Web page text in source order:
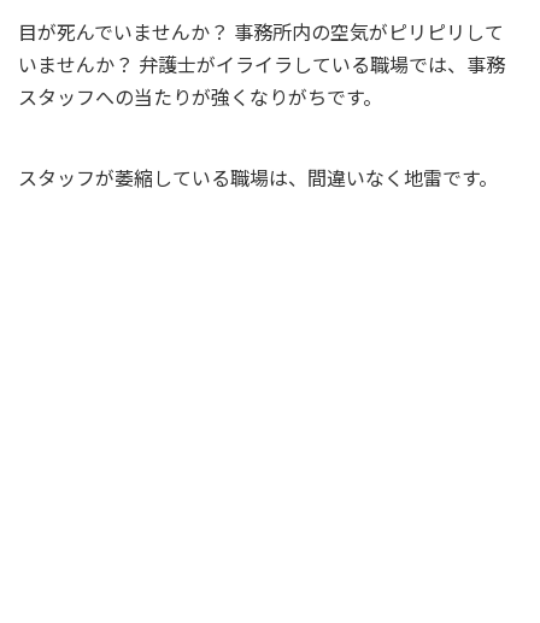
目が死んでいませんか？ 事務所内の空気がピリピリして
いませんか？ 弁護士がイライラしている職場では、事務
スタッフへの当たりが強くなりがちです。
スタッフが萎縮している職場は、間違いなく地雷です。